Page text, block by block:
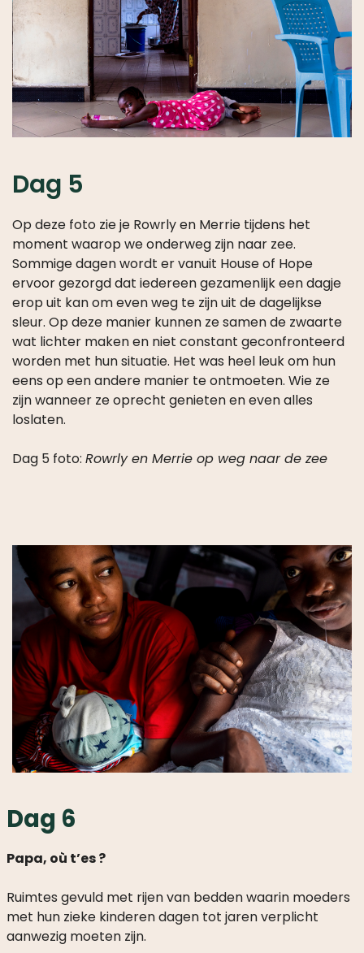
Op deze foto zie je Rowrly en Merrie tijdens het
moment waarop we onderweg zijn naar zee.
Sommige dagen wordt er vanuit House of Hope
ervoor gezorgd dat iedereen gezamenlijk een dagje
erop uit kan om even weg te zijn uit de dagelijkse
sleur. Op deze manier kunnen ze samen de zwaarte
wat lichter maken en niet constant geconfronteerd
worden met hun situatie. Het was heel leuk om hun
eens op een andere manier te ontmoeten. Wie ze
zijn wanneer ze oprecht genieten en even alles
loslaten.
Papa, où t’es ?
met hun zieke kinderen dagen tot jaren verplicht
aanwezig moeten zijn.